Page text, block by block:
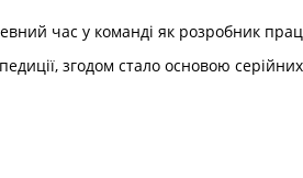
час у команді як розробник
згодом стало основою